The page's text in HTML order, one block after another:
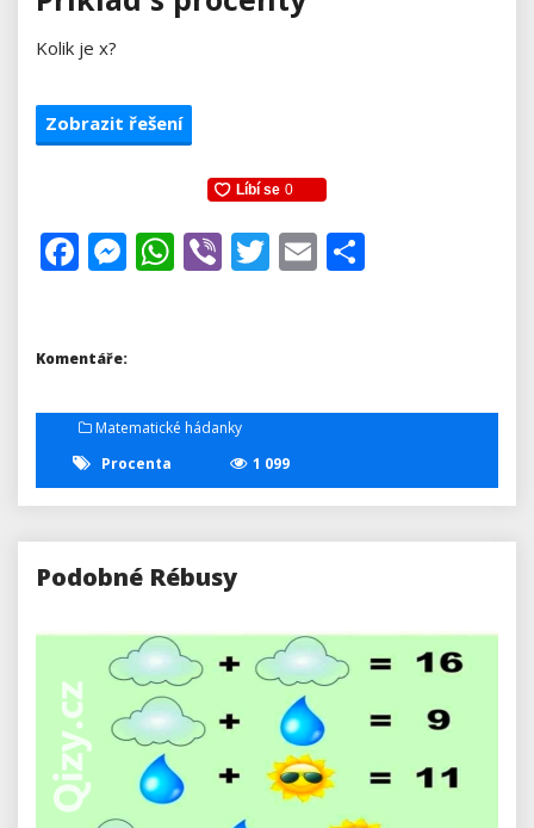
Kolik je x?
Zobrazit řešení
Facebook
Messenger
WhatsApp
ViberTwitter
Email
Komentáře:
Matematické hádanky
Procenta
1 099
Podobné Rébusy